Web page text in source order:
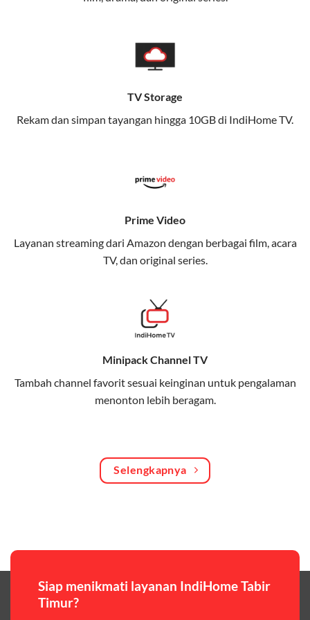
memungkinkan Anda menikmati internet cepat baik
Dengan Telkomsel One, Anda tidak terikat pada satu
teknologi jaringan tertentu, sehingga bisa menikmati
fleksibilitas dan kenyamanan maksimal.
Keunggulan Telkomsel One
streaming, gaming, dan bekerja dari rumah.
Memudahkan Anda dalam mengelola jaringan dan
meningkatkan keamanan.
Bagikan kuota internet hingga 30 GB dengan anggota
keluarga atau teman secara praktis.
One Bill System
Tagihan internet rumah dan kuota keluarga digabung
dalam satu pembayaran.
Hemat biaya dengan paket internet berkualitas tinggi
premium,berikut ulasan singkatnya:
Paket Easy
TV Storage
Rekam dan simpan tayangan hingga 10GB di IndiHome TV.
Prime Video
Layanan streaming dari Amazon dengan berbagai film, acara
TV, dan original series.
Minipack Channel TV
Tambah channel favorit sesuai keinginan untuk pengalaman
menonton lebih beragam.
Selengkapnya
Siap menikmati layanan IndiHome Tabir
Timur?